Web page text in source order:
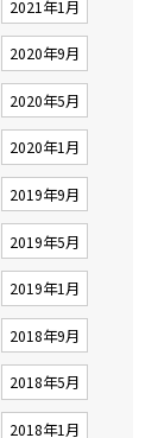
2021年1月
2020年9月
2020年5月
2020年1月
2019年9月
2019年5月
2019年1月
2018年9月
2018年5月
2018年1月